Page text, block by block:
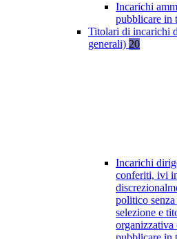
Incarichi
pubblicare in
Titolari di incarichi
generali) 20
Incarichi
conferiti, ivi
politico
selezione e